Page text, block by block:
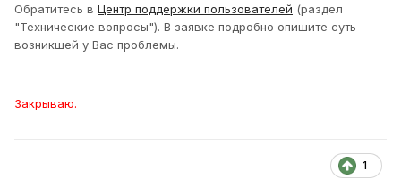
Обратитесь в Центр поддержки пользователей (раздел
"Технические вопросы"). В заявке подробно опишите суть
возникшей у Вас проблемы.
Закрываю.
1